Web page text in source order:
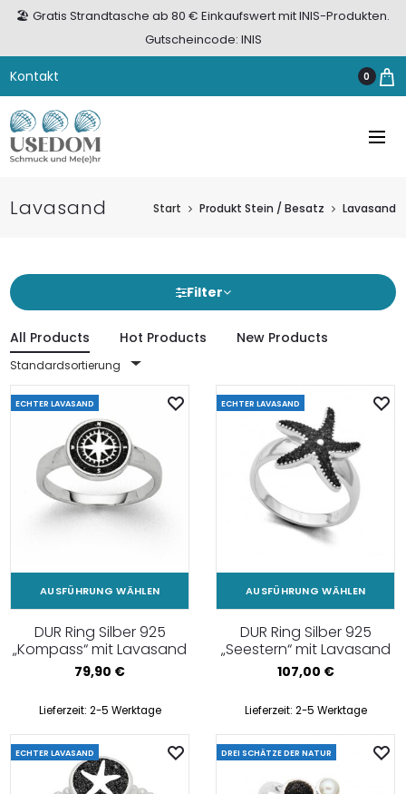
🏖️ Gratis Strandtasche ab 80 € Einkaufswert mit INIS-Produkten.
Gutscheincode: INIS
Kontakt 0
Lavasand Start Produkt Stein / Besatz Lavasand
Filter
All Products Hot Products New Products
Standardsortierung
ECHTER LAVASAND
AUSFÜHRUNG WÄHLEN
DUR Ring Silber 925
„Kompass“ mit Lavasand
79,90 €
Lieferzeit: 2-5 Werktage
ECHTER LAVASAND
AUSFÜHRUNG WÄHLEN
DUR Ring Silber 925
„Seestern“ mit Lavasand
107,00 €
Lieferzeit: 2-5 Werktage
ECHTER LAVASAND DREI SCHÄTZE DER NATUR